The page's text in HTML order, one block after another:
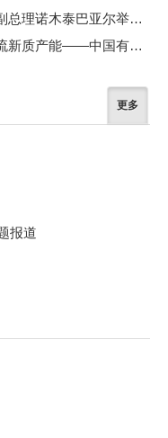
中铝集团董事长段向东与蒙古国副总理诺木泰巴亚尔举行会谈
锻造无愧时代无愧使命的世界一流新质产能——中国有色金属工业的战略应对与破局之道（二）
更多
报道